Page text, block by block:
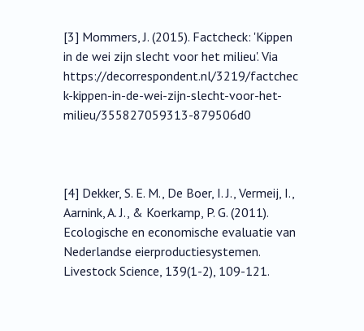
[3] Mommers, J. (2015). Factcheck: 'Kippen
in de wei zijn slecht voor het milieu'. Via
https://decorrespondent.nl/3219/factchec
k-kippen-in-de-wei-zijn-slecht-voor-het-
milieu/355827059313-879506d0
[4] Dekker, S. E. M., De Boer, I. J., Vermeij, I.,
Aarnink, A. J., & Koerkamp, P. G. (2011).
Ecologische en economische evaluatie van
Nederlandse eierproductiesystemen.
Livestock Science, 139(1-2), 109-121.